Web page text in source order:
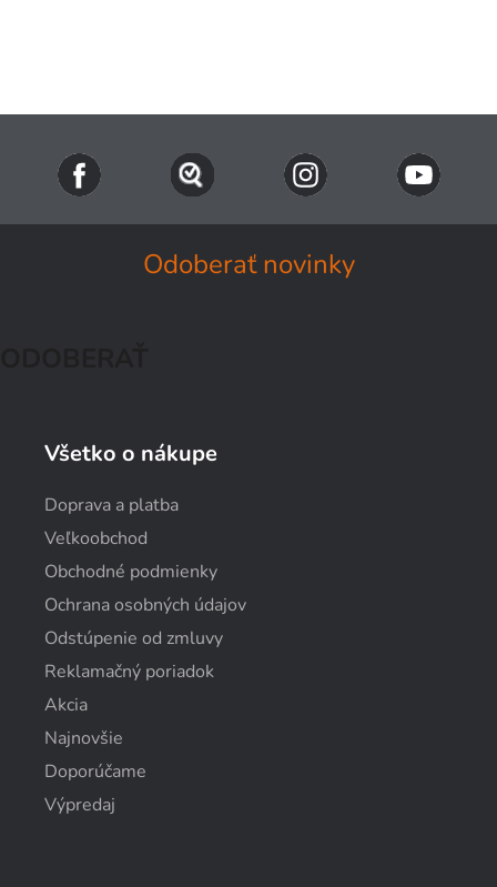
Prihlásenie
Odoberať novinky
Všetko o nákupe
Doprava a platba
Veľkoobchod
Obchodné podmienky
Ochrana osobných údajov
Odstúpenie od zmluvy
Reklamačný poriadok
Akcia
Najnovšie
Doporúčame
Výpredaj